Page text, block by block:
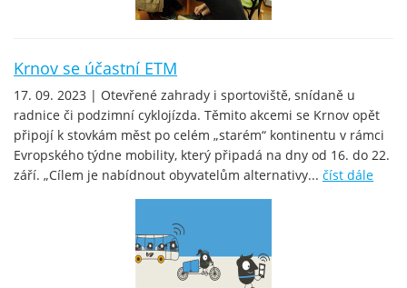
Krnov se účastní ETM
17. 09. 2023 | Otevřené zahrady i sportoviště, snídaně u
radnice či podzimní cyklojízda. Těmito akcemi se Krnov opět
připojí k stovkám měst po celém „starém“ kontinentu v rámci
Evropského týdne mobility, který připadá na dny od 16. do 22.
září. „Cílem je nabídnout obyvatelům alternativy... číst dále